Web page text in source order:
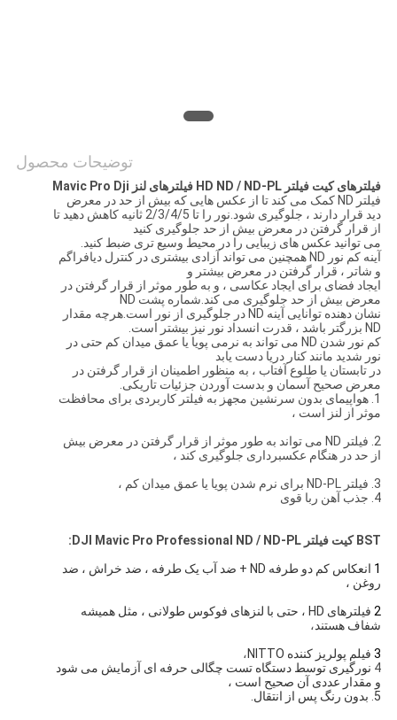
توضیحات محصول
فیلترهای کیت فیلتر HD ND / ND-PL فیلترهای لنز Mavic Pro Dji
فیلتر ND کمک می کند تا از عکس هایی که بیش از حد در معرض
دید قرار دارند ، جلوگیری شود.نور را تا 2/3/4/5 ثانیه کاهش دهید تا
از قرار گرفتن در معرض بیش از حد جلوگیری کنید
می توانید عکس های زیبایی را در محیط وسیع تری ضبط کنید.
آینه کم نور ND همچنین می تواند آزادی بیشتری در کنترل دیافراگم
و شاتر ، قرار گرفتن در معرض بیشتر و
ایجاد فضای برای ایجاد عکاسی ، و به طور موثر از قرار گرفتن در
معرض بیش از حد جلوگیری می کند.شماره پشت ND
نشان دهنده توانایی آینه ND در جلوگیری از نور است.هرچه مقدار
ND بزرگتر باشد ، قدرت انسداد نور نیز بیشتر است.
کم نور شدن ND می تواند به نرمی پویا یا عمق میدان کم حتی در
نور شدید مانند کنار دریا دست یابد
در تابستان یا طلوع آفتاب ، به منظور اطمینان از قرار گرفتن در
معرض صحیح آسمان و بدست آوردن جزئیات تاریکی.
1. هواپیمای بدون سرنشین مجهز به فیلتر کاربردی برای محافظت
موثر از لنز است ،
2. فیلتر ND می تواند به طور موثر از قرار گرفتن در معرض بیش
از حد در هنگام عکسبرداری جلوگیری کند ،
3. فیلتر ND-PL برای نرم شدن پویا یا عمق میدان کم ،
4. جذب آهن ربا قوی
BST کیت فیلتر DJI Mavic Pro Professional ND / ND-PL:
1
انعکاس کم دو طرفه ND + ضد آب یک طرفه ، ضد خراش ، ضد
روغن ،
2
شفاف هستند،
3 فیلم پولریز کننده NITTO
،
4
نورگیری توسط دستگاه تست چگالی حرفه ای آزمایش می شود
و مقدار عددی آن صحیح است ،
5
. بدون رنگ پس از انتقال.